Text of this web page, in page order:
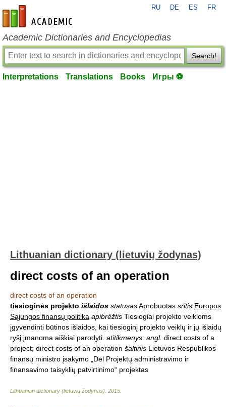
en-academic.com
RU DE ES FR
Academic Dictionaries and Encyclopedias
Search!
Interpretations Translations Books Игры ⚽
Lithuanian dictionary (lietuvių žodynas)
direct costs of an operation
direct costs of an operation
tiesioginės projekto išlaidos statusasAprobuotas sritis Europos
Sąjungos finansų politika apibrėžtis Tiesiogiai projekto veikloms
įgyvendinti būtinos išlaidos, kai tiesioginį projekto veiklų ir jų išlaidų
ryšį įmanoma aiškiai parodyti. atitikmenys: angl. direct costs of a
project; direct costs of an operation šaltinis Lietuvos Respublikos
finansų ministro įsakymo „Dėl Projektų administravimo ir
finansavimo taisyklių patvirtinimo“ projektas
Lithuanian dictionary (lietuvių žodynas) 2015